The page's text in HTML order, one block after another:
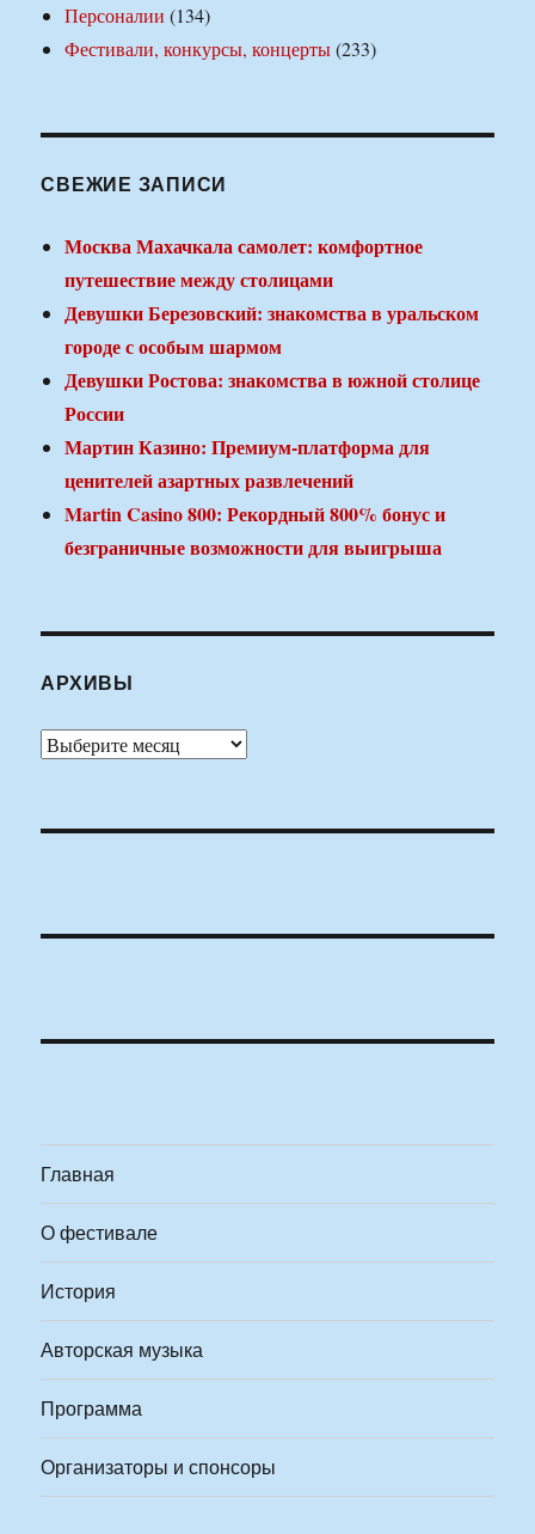
Персоналии (134)
Фестивали, конкурсы, концерты(233)
СВЕЖИЕ ЗАПИСИ
Москва Махачкала самолет: комфортное
путешествие между столицами
Девушки Березовский: знакомства в уральском
городе с особым шармом
Девушки Ростова: знакомства в южной столице
России
Мартин Казино: Премиум-платформа для
ценителей азартных развлечений
Martin Casino 800: Рекордный 800% бонус и
безграничные возможности для выигрыша
АРХИВЫ
Архивы
Главная
О фестивале
История
Авторская музыка
Программа
Организаторы и спонсоры